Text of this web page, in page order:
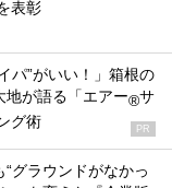
表彰
パ”がいい！」箱根の
地が語る「エアー®サ
グ術 PR
“グラウンドがなかっ